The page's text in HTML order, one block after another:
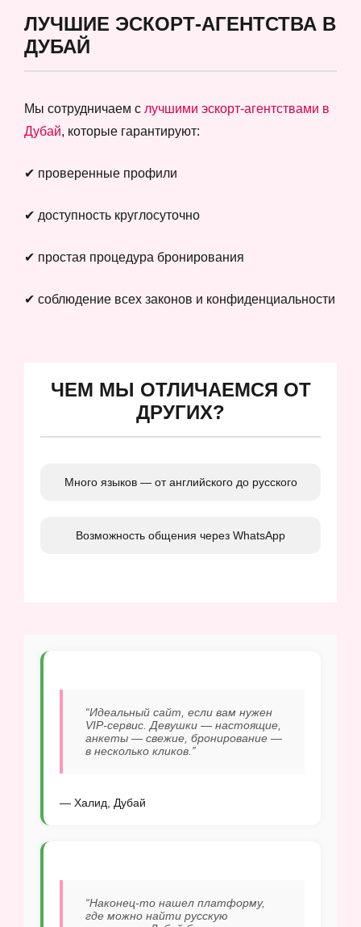
ЛУЧШИЕ ЭСКОРТ-АГЕНТСТВА В
ДУБАЙ
Мы сотрудничаем с лучшими эскорт-агентствами в
Дубай, которые гарантируют:
✔ проверенные профили
✔ доступность круглосуточно
✔ простая процедура бронирования
✔ соблюдение всех законов и конфиденциальности
ЧЕМ МЫ ОТЛИЧАЕМСЯ ОТ
ДРУГИХ?
Много языков — от английского до русского
Возможность общения через WhatsApp
“Идеальный сайт, если вам нужен
VIP-сервис. Девушки — настоящие,
анкеты — свежие, бронирование —
в несколько кликов.”
— Халид, Дубай
“Наконец-то нашел платформу,
где можно найти русскую